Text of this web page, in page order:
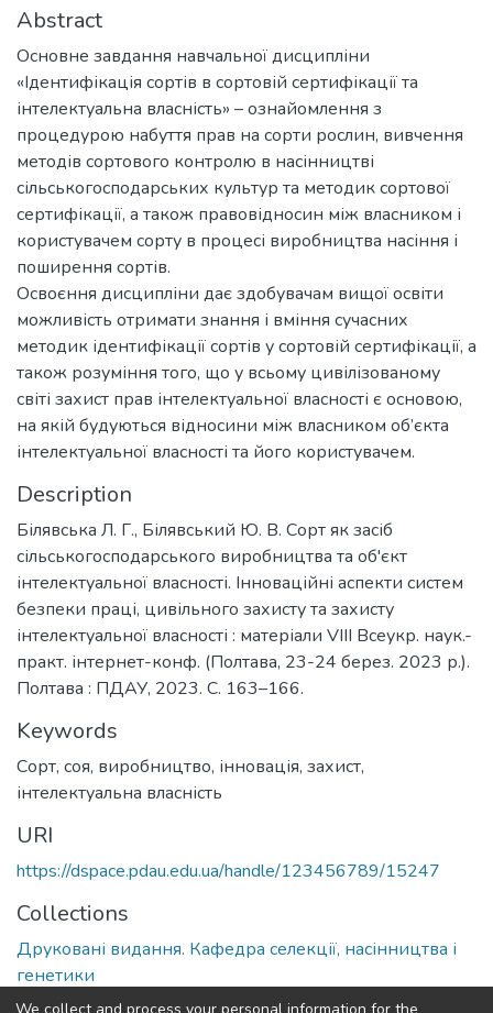
Abstract
Основне завдання навчальної дисципліни
«Ідентифікація сортів в сортовій сертифікації та
інтелектуальна власність» – ознайомлення з
процедурою набуття прав на сорти рослин, вивчення
методів сортового контролю в насінництві
сільськогосподарських культур та методик сортової
сертифікації, а також правовідносин між власником і
користувачем сорту в процесі виробництва насіння і
поширення сортів.
Освоєння дисципліни дає здобувачам вищої освіти
можливість отримати знання і вміння сучасних
методик ідентифікації сортів у сортовій сертифікації, а
також розуміння того, що у всьому цивілізованому
світі захист прав інтелектуальної власності є основою,
на якій будуються відносини між власником об’єкта
інтелектуальної власності та його користувачем.
Description
Білявська Л. Г., Білявський Ю. В. Сорт як засіб
сільськогосподарського виробництва та об'єкт
інтелектуальної власності. Інноваційні аспекти систем
безпеки праці, цивільного захисту та захисту
інтелектуальної власності : матеріали VІІІ Всеукр. наук.-
практ. інтернет-конф. (Полтава, 23-24 берез. 2023 р.).
Полтава : ПДАУ, 2023. С. 163–166.
Keywords
Сорт, соя, виробництво, інновація, захист,
інтелектуальна власність
URI
https://dspace.pdau.edu.ua/handle/123456789/15247
Collections
Друковані видання. Кафедра селекції, насінництва і
генетики